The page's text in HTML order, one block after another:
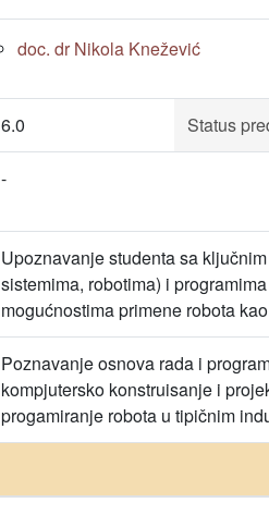
doc. dr Nikola Knežević
6.0 Status
-
Upoznavanje studenta sa
sistemima, robotima) i
mogućnostima primene robota
Poznavanje osnova rada i
kompjutersko konstruisanje i
progamiranje robota u tipičnim